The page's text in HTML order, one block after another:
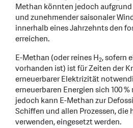
Methan könnten jedoch
und zunehmender saisonaler
innerhalb eines Jahrzehnts den
erreichen.
E-Methan (oder reines H2, sofern
vorhanden ist) ist für Zeiten der
erneuerbarer Elektrizität
erneuerbaren Energien sich 100
jedoch kann E-Methan zur
Schiffen und allen Prozessen, die
verwenden, eingesetzt werden.